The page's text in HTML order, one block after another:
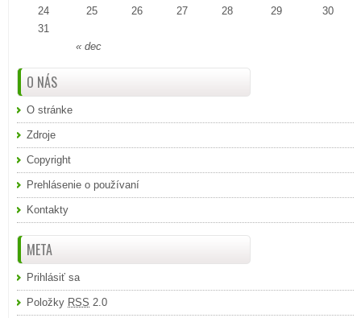
« dec
24
25 26 27 28 29
30
31
O NÁS
O stránke
Zdroje
Copyright
Prehlásenie o používaní
Kontakty
META
Prihlásiť sa
Položky RSS 2.0